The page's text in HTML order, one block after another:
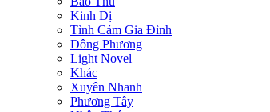
Kinh Dị
Tình Cảm Gia Đình
Đông Phương
Light Novel
Khác
Xuyên Nhanh
Phương Tây